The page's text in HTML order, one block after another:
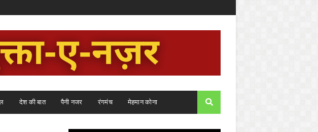
देश की बात पैनी नजर रंगमंच मेहमान कोना